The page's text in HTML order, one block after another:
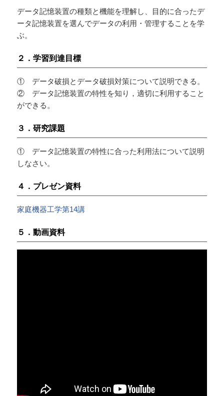
データ記憶装置の種類と機能を理解し、目的に合ったデ
ータ記憶装置を選んでデータの利用・管理することを学
ぶ。
２．学習到達目標
① データ破損とデータ破損対策について説明できる。
② データ記憶装置の特性を知り，適切に利用すること
ができる。
３．研究課題
① データ記憶装置の特性に合った利用法について説明
しなさい。
４．プレゼン資料
家庭機器工学第14講
５．動画資料